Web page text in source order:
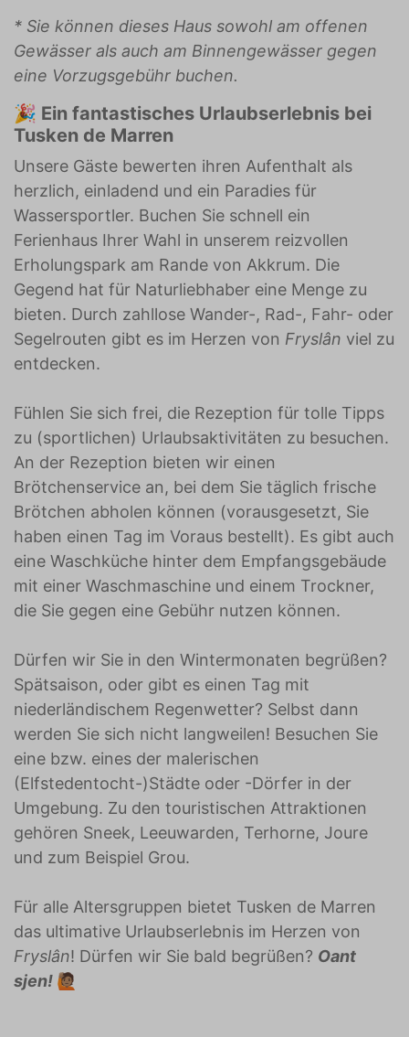
* Sie können dieses Haus sowohl am offenen
Gewässer als auch am Binnengewässer gegen
eine Vorzugsgebühr buchen.
🎉 Ein fantastisches Urlaubserlebnis bei
Tusken de Marren
Unsere Gäste bewerten ihren Aufenthalt als
herzlich, einladend und ein Paradies für
Wassersportler. Buchen Sie schnell ein
Ferienhaus Ihrer Wahl in unserem reizvollen
Erholungspark am Rande von Akkrum. Die
Gegend hat für Naturliebhaber eine Menge zu
bieten. Durch zahllose Wander-, Rad-, Fahr- oder
Segelrouten gibt es im Herzen von Fryslân viel zu
entdecken.
Fühlen Sie sich frei, die Rezeption für tolle Tipps
zu (sportlichen) Urlaubsaktivitäten zu besuchen.
An der Rezeption bieten wir einen
Brötchenservice an, bei dem Sie täglich frische
Brötchen abholen können (vorausgesetzt, Sie
haben einen Tag im Voraus bestellt). Es gibt auch
eine Waschküche hinter dem Empfangsgebäude
mit einer Waschmaschine und einem Trockner,
die Sie gegen eine Gebühr nutzen können.
Dürfen wir Sie in den Wintermonaten begrüßen?
Spätsaison, oder gibt es einen Tag mit
niederländischem Regenwetter? Selbst dann
werden Sie sich nicht langweilen! Besuchen Sie
eine bzw. eines der malerischen
(Elfstedentocht-)Städte oder -Dörfer in der
Umgebung. Zu den touristischen Attraktionen
gehören Sneek, Leeuwarden, Terhorne, Joure
und zum Beispiel Grou.
Für alle Altersgruppen bietet Tusken de Marren
das ultimative Urlaubserlebnis im Herzen von
Fryslân! Dürfen wir Sie bald begrüßen? Oant
sjen! 🙋🏽